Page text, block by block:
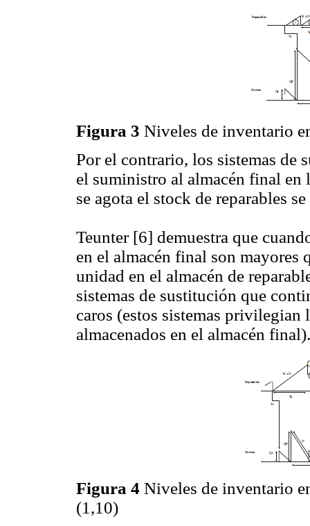
Figura 3 Niveles de inventario
Por el contrario, los sistemas de
el suministro al almacén final en
se agota el stock de reparables
Teunter [6] demuestra que
en el almacén final son mayores
unidad en el almacén de
sistemas de sustitución que
caros (estos sistemas
almacenados en el almacén final).
Figura 4 Niveles de inventario
(1,10)